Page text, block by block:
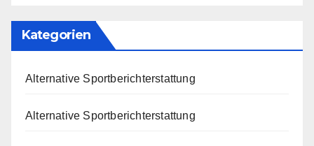
Kategorien
Alternative Sportberichterstattung
Alternative Sportberichterstattung